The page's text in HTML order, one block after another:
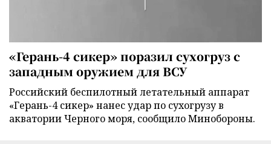
«Герань-4 сикер» поразил сухогруз с
западным оружием для ВСУ
Российский беспилотный летательный аппарат
«Герань-4 сикер» нанес удар по сухогрузу в
акватории Черного моря, сообщило Минобороны.